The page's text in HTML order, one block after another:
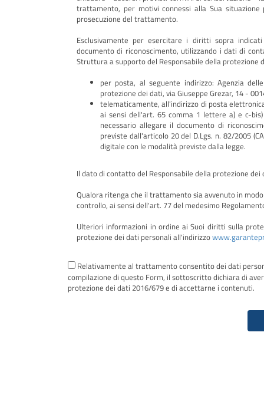
trattamento, per motivi connessi alla Sua
prosecuzione del trattamento.
Esclusivamente per esercitare i diritti sopra
documento di riconoscimento, utilizzando i dati di
Struttura a supporto del Responsabile della protezione
per posta, al seguente indirizzo: Agenzia delle entrate-Riscossione - Struttura a supporto del Responsabile della
protezione dei dati, via Giuseppe Grezar, 14 -
telematicamente, all'indirizzo di posta
ai sensi dell'art. 65 comma 1 lettere a) e c-
necessario allegare il documento di
previste dall'articolo 20 del D.Lgs. n. 82/2005
digitale con le modalità previste dalla legge.
Il dato di contatto del Responsabile della protezione
Qualora ritenga che il trattamento sia avvenuto in
controllo, ai sensi dell'art. 77 del medesimo
Ulteriori informazioni in ordine ai Suoi diritti sulla
protezione dei dati personali all'indirizzo
Relativamente al trattamento consentito dei dati
compilazione di questo Form, il sottoscritto dichiara di
protezione dei dati 2016/679 e di accettarne i contenuti.